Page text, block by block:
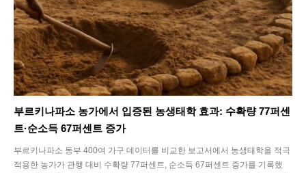
부르키나파소 농가에서 입증된 농생태학 효과: 수확량 77퍼센
트·순소득 67퍼센트 증가
부르키나파소 동부 400여 가구 데이터를 비교한 보고서에서 농생태학을 적극
적용한 농가가 관행 대비 수확량 77퍼센트, 순소득 67퍼센트 증가를 기록했